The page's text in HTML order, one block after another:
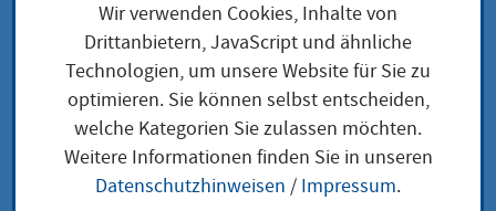
Kommanditgesellscha
ft (KG) anmelden
Wir verwenden Cookies, Inhalte von
Drittanbietern, JavaScript und ähnliche
Technologien, um unsere Website für Sie zu
optimieren. Sie können selbst entscheiden,
welche Kategorien Sie zulassen möchten.
Weitere Informationen finden Sie in unseren
Datenschutzhinweisen / Impressum.